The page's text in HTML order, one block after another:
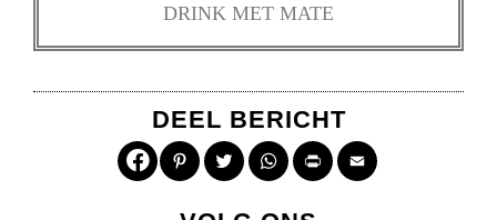
DRINK MET MATE
DEEL BERICHT
PinterestTwitterWhatsApp
Print